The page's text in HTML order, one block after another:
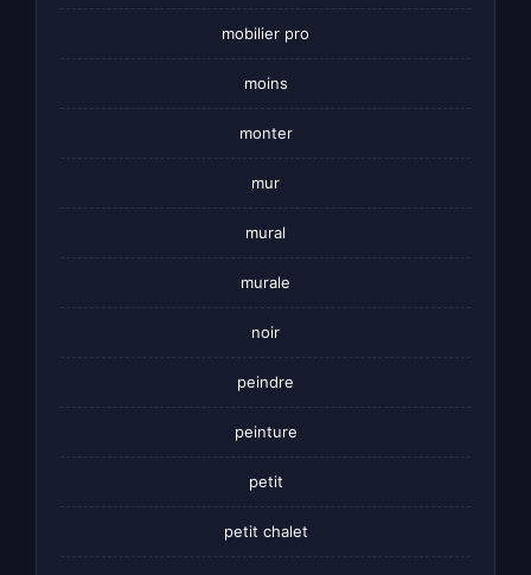
mobilier pro
moins
monter
mur
mural
murale
noir
peindre
peinture
petit
petit chalet